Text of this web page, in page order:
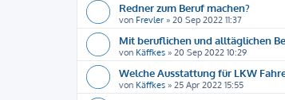
Redner zum Beruf machen?
von Frevler » 20 Sep 2022 11:37
Mit beruflichen und alltäglichen
von Käffkes » 20 Sep 2022 10:29
Welche Ausstattung für LKW
von Käffkes » 25 Apr 2022 15:55